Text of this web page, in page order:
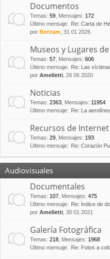
Documentos
Temas: 59 Mensajes: 172
Último mensaje:
Re: Carta de
por Bertram , 31 01 2026
Museos y Lugares
Temas: 57 Mensajes: 606
Último mensaje:
Re: Las
por Amelletti , 26 06 2020
Noticias
Temas: 2363 Mensajes: 11954
Último mensaje:
Re: La
Recursos de Internet
Temas: 29 Mensajes: 193
Último mensaje:
Re: Corazón
Audiovisuales
Documentales
Temas: 107 Mensajes: 475
Último mensaje:
Re: Índice de
por Amelletti , 30 01 2021
Galería Fotográfica
Temas: 218 Mensajes: 1968
Último mensaje:
Re: Fotos a